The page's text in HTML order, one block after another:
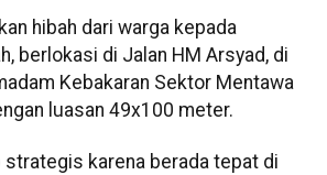
hibah dari warga kepada
berlokasi di Jalan HM Arsyad, di
Kebakaran Sektor Mentawa
luasan 49x100 meter.
strategis karena berada tepat di